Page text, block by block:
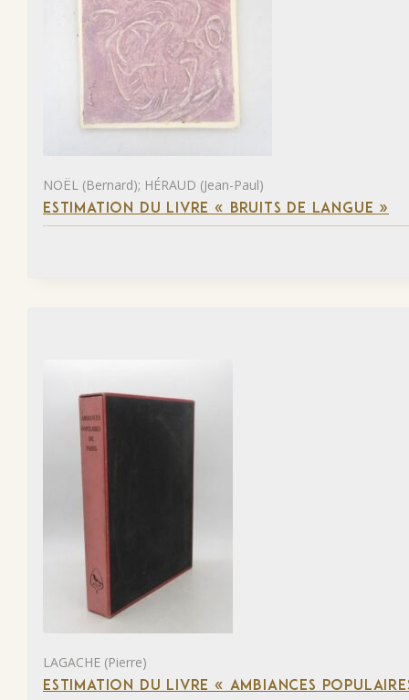
NOËL (Bernard); HÉRAUD (Jean-Paul)
ESTIMATION DU LIVRE « BRUITS DE LANGUE »
LAGACHE (Pierre)
ESTIMATION DU LIVRE « AMBIANCES